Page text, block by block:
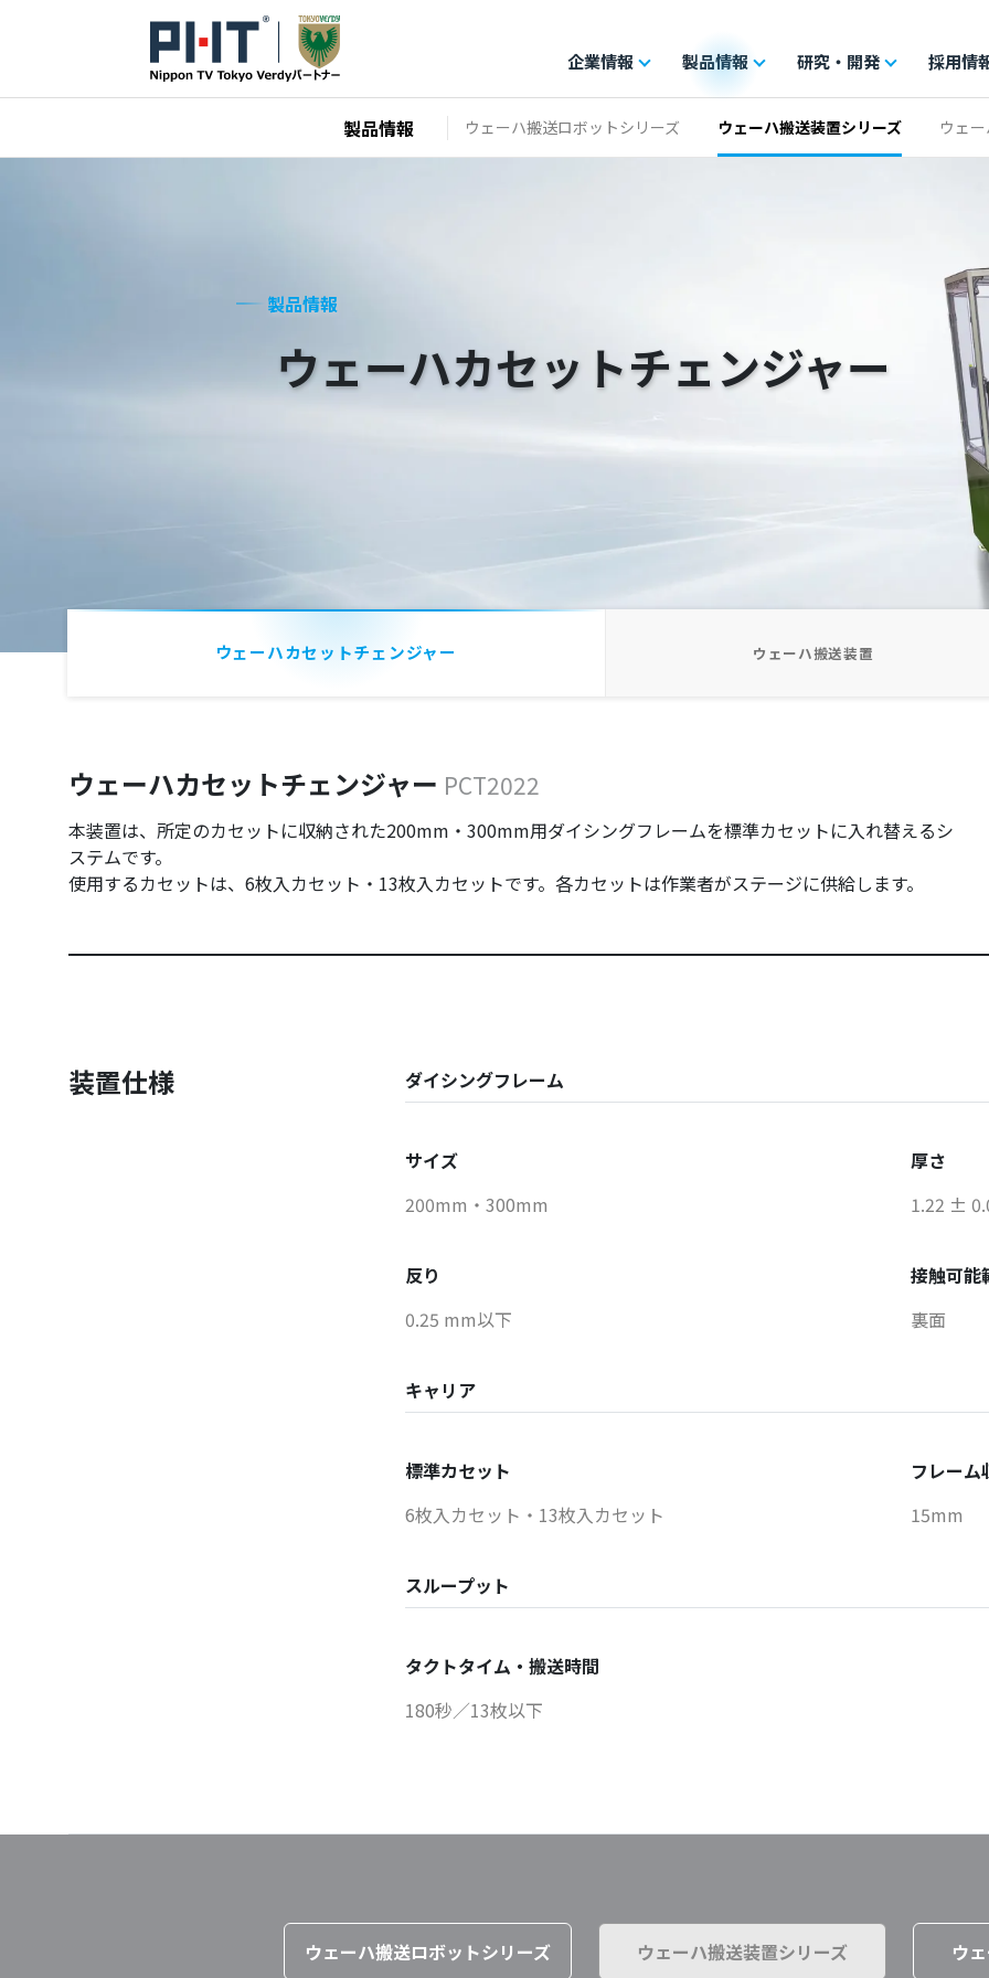
企業情報 製品情報 研究・開発 採用情
製品情報 ウェーハ搬送ロボットシリーズ ウェーハ搬送装置シリーズ ウェ
製品情報
ウェーハカセットチェンジャー
ウェーハカセットチェンジャー ウェーハ搬送装置
ウェーハカセットチェンジャー PCT2022
本装置は、所定のカセットに収納された200mm・300mm用ダイシングフレームを標準カセットに入れ替えるシ
ステムです。
使用するカセットは、6枚入カセット・13枚入カセットです。各カセットは作業者がステージに供給します。
装置仕様 ダイシングフレーム
サイズ
200mm・300mm
厚さ
1.22 ±
反り
0.25 mm以下
接触可能
裏面
キャリア
標準カセット
6枚入カセット・13枚入カセット
フレーム
15mm
スループット
タクトタイム・搬送時間
180秒／13枚以下
ウェーハ搬送ロボットシリーズ ウェーハ搬送装置シリーズ ウ